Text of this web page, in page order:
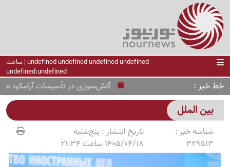
undefined undefined undefined undefined | ساعت
undefined:undefined
خط خبر آتش‌سوزی در تأسیسات آرامکو؛
بین الملل
شناسه خبر :
329513
تاریخ انتشار :پنج‌شنبه
1405/04/18 ساعت 21:34